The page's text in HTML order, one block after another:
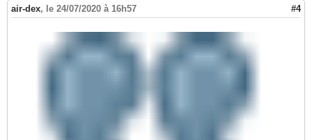
air-dex, le 24/07/2020 à 16h57 #4